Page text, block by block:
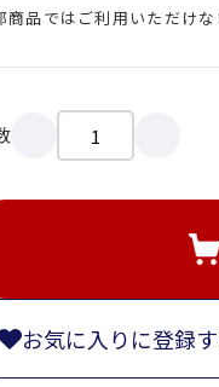
品ではご利用いただけな
お気に入りに登録